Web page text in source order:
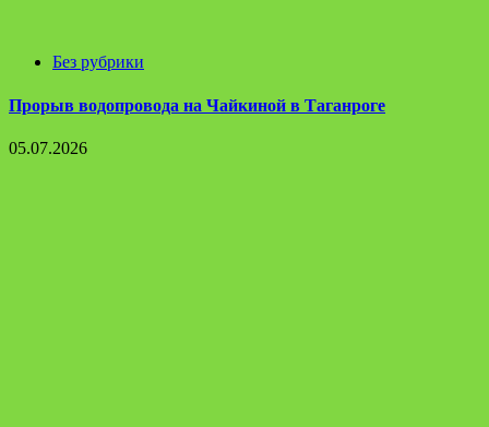
Без рубрики
Прорыв водопровода на Чайкиной в Таганроге
05.07.2026